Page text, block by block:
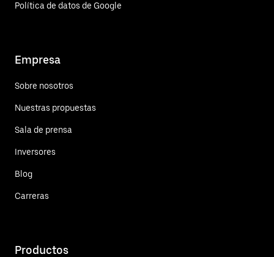
Política de datos de Google
Empresa
Sobre nosotros
Nuestras propuestas
Sala de prensa
Inversores
Blog
Carreras
Productos